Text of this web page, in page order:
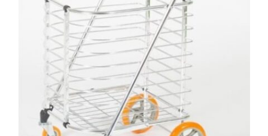
המותגים שלנו
מתנות לחנוכת בית
מתנות למטבח
מתכונים שלכם